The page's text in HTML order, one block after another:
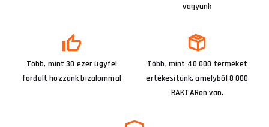
vagyunk
Több, mint 30 ezer ügyfél
fordult hozzánk bizalommal
Több, mint 40 000 terméket
értékesítünk, amelyből 8 000
RAKTÁRon van.